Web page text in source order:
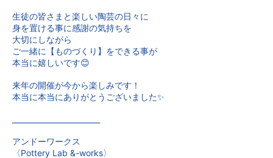
生徒の皆さまと楽しい陶芸の日々に
身を置ける事に感謝の気持ちを
大切にしながら
ご一緒に【ものづくり】をできる事が
本当に嬉しいです😊
来年の開催が今から楽しみです！
本当に本当にありがとうございました✨
アンドーワークス
〈Pottery Lab &-works〉